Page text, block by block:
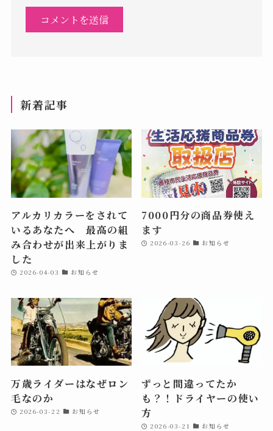
新着記事
アルカリカラーをされて
いるあなたへ 最高の組
み合わせが出来上がりま
した
2026-04-03 お知らせ
7000円分の商品券使え
ます
2026-03-26 お知らせ
万歳ライダーはなぜロン
毛なのか
2026-03-22 お知らせ
ずっと間違ってたか
も？！ドライヤーの使い
方
2026-03-21 お知らせ